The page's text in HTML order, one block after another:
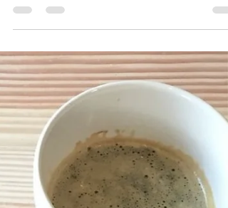
organisatie
deze belangrijk vragen om je organisatie en
waar je voor staat zelf beter te begrijpen